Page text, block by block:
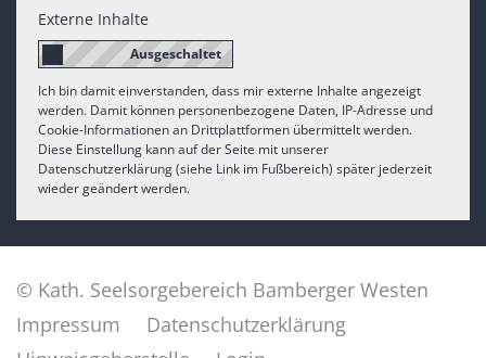
Externe Inhalte
Ich bin damit einverstanden, dass mir externe Inhalte angezeigt
werden. Damit können personenbezogene Daten, IP-Adresse und
Cookie-Informationen an Drittplattformen übermittelt werden.
Diese Einstellung kann auf der Seite mit unserer
Datenschutzerklärung (siehe Link im Fußbereich) später jederzeit
wieder geändert werden.
© Kath. Seelsorgebereich Bamberger Westen
Impressum
Datenschutzerklärung